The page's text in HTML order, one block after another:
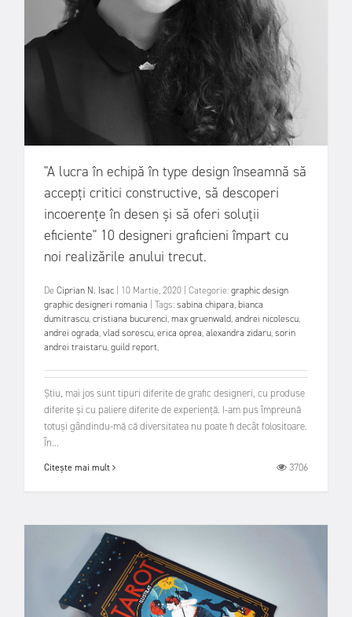
"A lucra în echipă în type design înseamnă să
accepți critici constructive, să descoperi
incoerențe în desen și să oferi soluții
eficiente" 10 designeri graficieni împart cu
noi realizările anului trecut.
De Ciprian N. Isac 10 Martie, 2020 Categorie:graphic design
graphic designeri romania
Tags:sabina chipara,bianca
dumitrascu,cristiana bucurenci,max gruenwald,andrei nicolescu,
andrei ograda,vlad sorescu,erica oprea,alexandra zidaru,sorin
andrei traistaru,guild report,
Știu, mai jos sunt tipuri diferite de grafic designeri, cu produse
diferite și cu paliere diferite de experiență. I-am pus împreună
totuși gândindu-mă că diversitatea nu poate fi decât folositoare.
În...
Citește mai mult 3706